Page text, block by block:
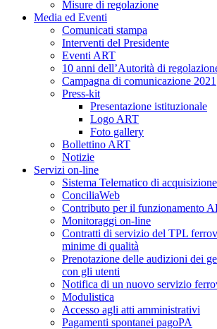
Misure di regolazione
Media ed Eventi
Comunicati stampa
Interventi del Presidente
Eventi ART
10 anni dell’Autorità di
Campagna di comunicazione 2021
Press-kit
Presentazione istituzionale
Logo ART
Foto gallery
Bollettino ART
Notizie
Servizi on-line
Sistema Telematico di
ConciliaWeb
Contributo per il funzionamento
Monitoraggi on-line
Contratti di servizio del TPL
minime di qualità
Prenotazione delle audizioni dei
con gli utenti
Notifica di un nuovo servizio
Modulistica
Accesso agli atti amministrativi
Pagamenti spontanei pagoPA